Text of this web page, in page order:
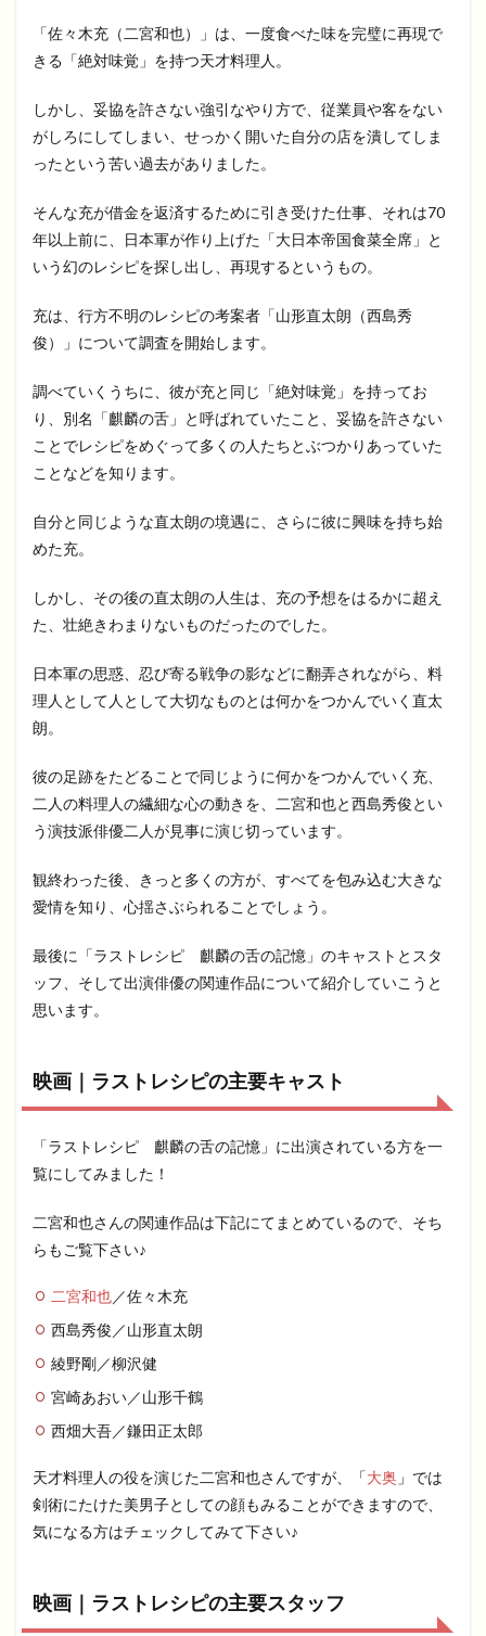
「佐々木充（二宮和也）」は、一度食べた味を完璧に再現で
きる「絶対味覚」を持つ天才料理人。
しかし、妥協を許さない強引なやり方で、従業員や客をない
がしろにしてしまい、せっかく開いた自分の店を潰してしま
ったという苦い過去がありました。
そんな充が借金を返済するために引き受けた仕事、それは70
年以上前に、日本軍が作り上げた「大日本帝国食菜全席」と
いう幻のレシピを探し出し、再現するというもの。
充は、行方不明のレシピの考案者「山形直太朗（西島秀
俊）」について調査を開始します。
調べていくうちに、彼が充と同じ「絶対味覚」を持ってお
り、別名「麒麟の舌」と呼ばれていたこと、妥協を許さない
ことでレシピをめぐって多くの人たちとぶつかりあっていた
ことなどを知ります。
自分と同じような直太朗の境遇に、さらに彼に興味を持ち始
めた充。
しかし、その後の直太朗の人生は、充の予想をはるかに超え
た、壮絶きわまりないものだったのでした。
日本軍の思惑、忍び寄る戦争の影などに翻弄されながら、料
理人として人として大切なものとは何かをつかんでいく直太
朗。
彼の足跡をたどることで同じように何かをつかんでいく充、
二人の料理人の繊細な心の動きを、二宮和也と西島秀俊とい
う演技派俳優二人が見事に演じ切っています。
観終わった後、きっと多くの方が、すべてを包み込む大きな
愛情を知り、心揺さぶられることでしょう。
最後に「ラストレシピ 麒麟の舌の記憶」のキャストとスタ
ッフ、そして出演俳優の関連作品について紹介していこうと
思います。
映画｜ラストレシピの主要キャスト
「ラストレシピ 麒麟の舌の記憶」に出演されている方を一
覧にしてみました！
二宮和也さんの関連作品は下記にてまとめているので、そち
らもご覧下さい♪
二宮和也／佐々木充
西島秀俊／山形直太朗
綾野剛／柳沢健
宮崎あおい／山形千鶴
西畑大吾／鎌田正太郎
天才料理人の役を演じた二宮和也さんですが、「大奥 」では
剣術にたけた美男子としての顔もみることができますので、
気になる方はチェックしてみて下さい♪
映画｜ラストレシピの主要スタッフ